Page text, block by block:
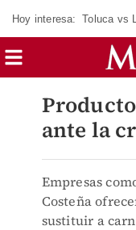
Hoy interesa: Toluca vs
ante la
Empresas
Costeña
sustituir a